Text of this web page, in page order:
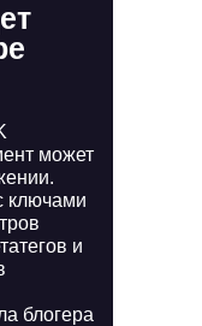
может
ключами
и
блогера